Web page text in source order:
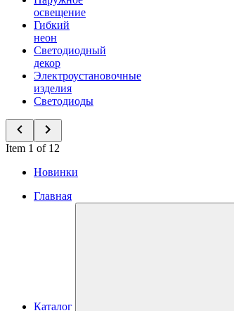
освещение
Гибкий
неон
Светодиодный
декор
Электроустановочные
изделия
Светодиоды
Item 1 of 12
Новинки
Главная
Каталог